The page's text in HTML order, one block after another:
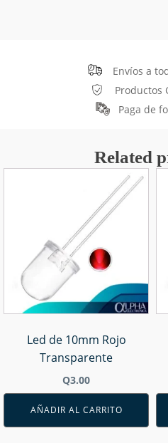
Envíos a
Productos
Paga de
Related
Led de 10mm Rojo
Transparente
Q3.00
AÑADIR AL CARRITO